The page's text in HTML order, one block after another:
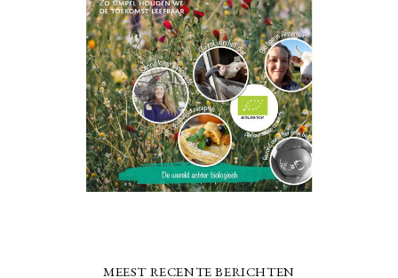
MEEST RECENTE BERICHTEN